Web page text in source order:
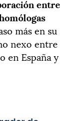
entre
más en su
nexo entre
en España y